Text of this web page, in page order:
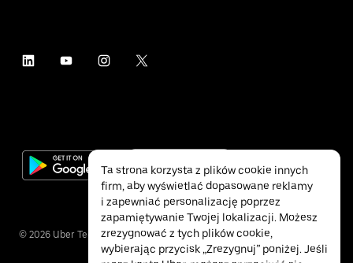
© 2026 Uber Technologies Inc.
Ta strona korzysta z plików cookie innych
firm, aby wyświetlać dopasowane reklamy
i zapewniać personalizację poprzez
zapamiętywanie Twojej lokalizacji. Możesz
zrezygnować z tych plików cookie,
wybierając przycisk „Zrezygnuj” poniżej. Jeśli